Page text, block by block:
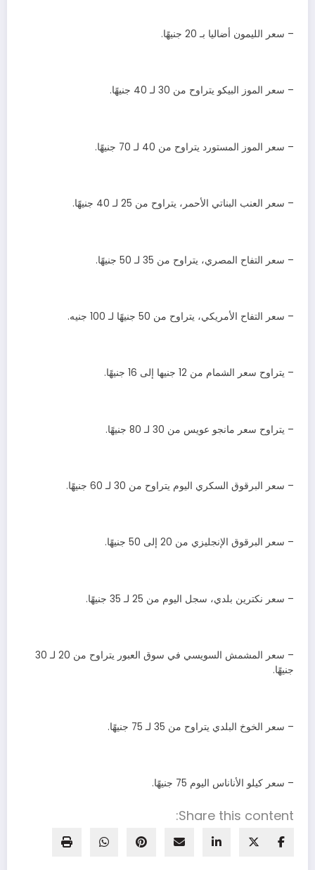
– سعر الليمون أضاليا بـ 20 جنيهًا.
– سعر الموز البيكو يتراوح من 30 لـ 40 جنيهًا.
– سعر الموز المستورد يتراوح من 40 لـ 70 جنيهًا.
– سعر العنب البناتي الأحمر، يتراوح من 25 لـ 40 جنيهًا.
– سعر التفاح المصري، يتراوح من 35 لـ 50 جنيهًا.
– سعر التفاح الأمريكي، يتراوح من 50 جنيهًا لـ 100 جنيه.
– يتراوح سعر الشمام من 12 جنيها إلى 16 جنيهًا.
– يتراوح سعر مانجو عويس من 30 لـ 80 جنيهًا.
– سعر البرقوق السكري اليوم يتراوح من 30 لـ 60 جنيهًا.
– سعر البرقوق الإنجليزي من 20 إلى 50 جنيهًا.
– سعر نكترين بلدي، سجل اليوم من 25 لـ 35 جنيهًا.
– سعر المشمش السويسي في سوق العبور يتراوح من 20 لـ 30
جنيهًا.
– سعر الخوخ البلدي يتراوح من 35 لـ 75 جنيهًا.
– سعر كيلو الأناناس اليوم 75 جنيهًا.
Share this content: